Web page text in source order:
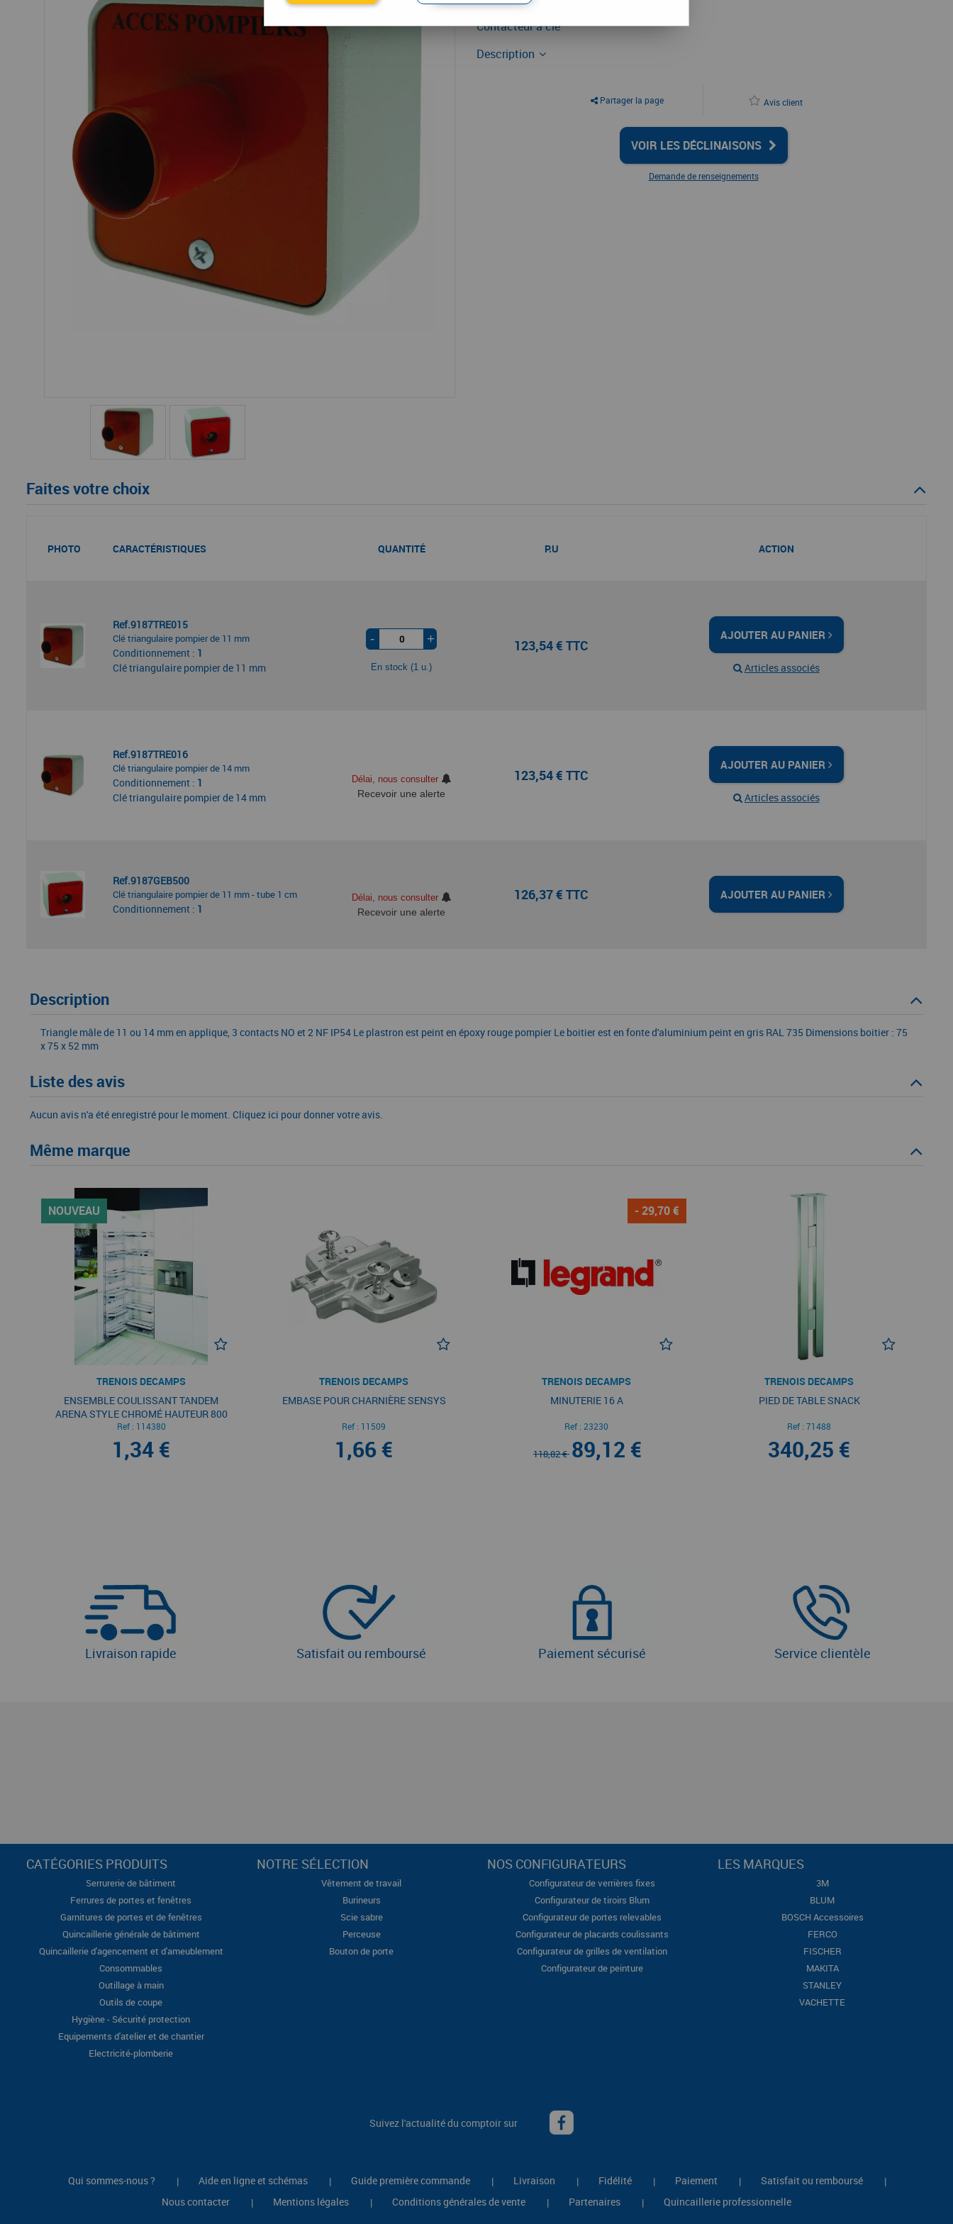
Contrôle d'accès
Contacteur à clé
Description
Partager la page Avis client
VOIR LES DÉCLINAISONS
Demande de renseignements
Faites votre choix
PHOTO CARACTÉRISTIQUES QUANTITÉ P.U ACTION
Ref.9187TRE015
Clé triangulaire pompier de 11 mm
Conditionnement : 1
Clé triangulaire pompier de 11 mm
- +
En stock (1 u.)
123,54 € TTC
AJOUTER AU PANIER
Articles associés
Ref.9187TRE016
Clé triangulaire pompier de 14 mm
Conditionnement : 1
Clé triangulaire pompier de 14 mm
Délai, nous consulter
Recevoir une alerte
123,54 € TTC
AJOUTER AU PANIER
Articles associés
Ref.9187GEB500
Clé triangulaire pompier de 11 mm - tube 1 cm
Conditionnement : 1
Délai, nous consulter
Recevoir une alerte
126,37 € TTC AJOUTER AU PANIER
Description
Triangle mâle de 11 ou 14 mm en applique, 3 contacts NO et 2 NF IP54 Le plastron est peint en époxy rouge pompier Le boitier est en fonte d'aluminium peint en gris RAL 735 Dimensions boitier : 75
x 75 x 52 mm
Liste des avis
Aucun avis n'a été enregistré pour le moment. Cliquez ici pour donner votre avis.
Même marque
NOUVEAU
TRENOIS DECAMPS
ENSEMBLE COULISSANT TANDEM
ARENA STYLE CHROMÉ HAUTEUR 800
MM
Ref : 114380
1,34 €
TRENOIS DECAMPS
EMBASE POUR CHARNIÈRE SENSYS
Ref : 11509
1,66 €
- 29,70 €
TRENOIS DECAMPS
MINUTERIE 16 A
Ref : 23230
118,82 € 89,12 €
TRENOIS DECAMPS
PIED DE TABLE SNACK
Ref : 71488
340,25 €
Livraison rapide Satisfait ou remboursé Paiement sécurisé Service clientèle
CATÉGORIES PRODUITS
Serrurerie de bâtiment
Ferrures de portes et fenêtres
Garnitures de portes et de fenêtres
Quincaillerie générale de bâtiment
Quincaillerie d'agencement et d'ameublement
Consommables
Outillage à main
Outils de coupe
Hygiène - Sécurité protection
Equipements d'atelier et de chantier
Electricité-plomberie
NOTRE SÉLECTION
Vêtement de travail
Burineurs
Scie sabre
Perceuse
Bouton de porte
NOS CONFIGURATEURS
Configurateur de verrières fixes
Configurateur de tiroirs Blum
Configurateur de portes relevables
Configurateur de placards coulissants
Configurateur de grilles de ventilation
Configurateur de peinture
LES MARQUES
3M
BLUM
BOSCH Accessoires
FERCO
FISCHER
MAKITA
STANLEY
VACHETTE
Suivez l'actualité du comptoir sur
Qui sommes-nous ? | Aide en ligne et schémas | Guide première commande | Livraison | Fidélité | Paiement | Satisfait ou remboursé
|
Nous contacter
| Mentions légales | Conditions générales de vente | Partenaires | Quincaillerie professionnelle